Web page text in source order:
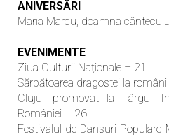
ANIVERSĂRI
Maria Marcu, doamna
EVENIMENTE
Ziua Culturii Naționale – 21
Sărbătoarea dragostei la
Clujul promovat la Târgul
României – 26
Festivalul de Dansuri Populare